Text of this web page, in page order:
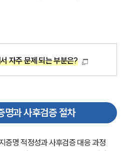
자주 문제 되는 부분은?
명과 사후검증 절차
증명 적정성과 사후검증 대응 과정